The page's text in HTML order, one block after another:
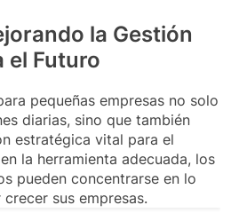
la Gestión
el Futuro
pequeñas empresas no solo
diarias, sino que también
estratégica vital para el
la herramienta adecuada, los
pueden concentrarse en lo
sus empresas.